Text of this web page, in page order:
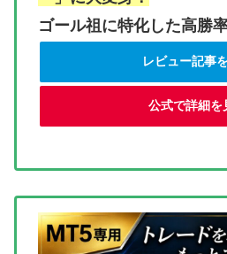
ゴール祖に特化した高勝
レビュー記事
公式で詳細を